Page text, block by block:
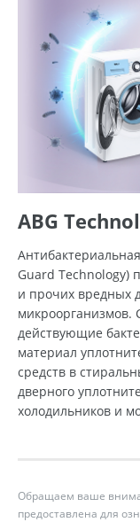
ABG
Guard Technology)
и прочих вредных
микроорганизмов.
действующие
материал
средств в
дверного
холодильников и
Обращаем ваше
предоставлена для